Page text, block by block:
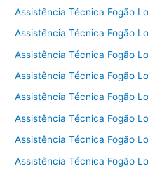
Assistência Técnica Fogão
Assistência Técnica Fogão
Assistência Técnica Fogão
Assistência Técnica Fogão
Assistência Técnica Fogão
Assistência Técnica Fogão
Assistência Técnica Fogão
Assistência Técnica Fogão